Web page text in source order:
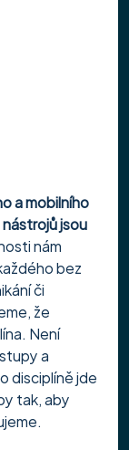
a mobilního
jsou
nám
bez
či
že
Není
a
disciplíně jde
tak, aby